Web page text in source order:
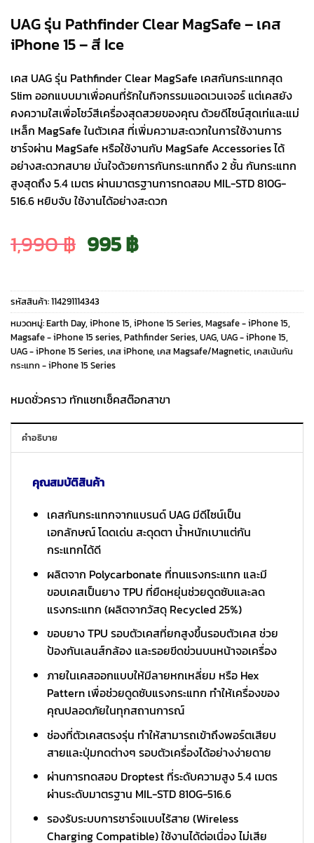
UAG รุ่น Pathfinder Clear MagSafe – เคส
iPhone 15 – สี Ice
เคส UAG รุ่น Pathfinder Clear MagSafe เคสกันกระแทกสุด
Slim ออกแบบมาเพื่อคนที่รักในกิจกรรมแอดเวนเจอร์ แต่เคสยัง
คงความใสเพื่อโชว์สีเครื่องสุดสวยของคุณ ด้วยดีไซน์สุดเท่และแม่
เหล็ก MagSafe ในตัวเคส ที่เพิ่มความสะดวกในการใช้งานการ
ชาร์จผ่าน MagSafe หรือใช้งานกับ MagSafe Accessories ได้
อย่างสะดวกสบาย มั่นใจด้วยการกันกระแทกถึง 2 ชั้น กันกระแทก
สูงสุดถึง 5.4 เมตร ผ่านมาตรฐานการทดสอบ MIL-STD 810G-
516.6 หยิบจับ ใช้งานได้อย่างสะดวก
1,990฿ Original
price
was:
1,990 ฿.
995฿Current
price
is:
995 ฿.
รหัสสินค้า:114291114343
หมวดหมู่:Earth Day, iPhone 15, iPhone 15 Series, Magsafe - iPhone 15,
Magsafe - iPhone 15 series, Pathfinder Series, UAG, UAG - iPhone 15,
UAG - iPhone 15 Series, เคส iPhone, เคส Magsafe/Magnetic, เคสเน้นกัน
กระแทก - iPhone 15 Series
หมดชั่วคราว ทักแชทเช็คสต๊อกสาขา
คำอธิบาย
คุณสมบัติสินค้า
เคสกันกระแทกจากแบรนด์ UAG มีดีไซน์เป็น
เอกลักษณ์ โดดเด่น สะดุดตา น้ำหนักเบาแต่กัน
กระแทกได้ดี
ผลิตจาก Polycarbonate ที่ทนแรงกระแทก และมี
ขอบเคสเป็นยาง TPU ที่ยืดหยุ่นช่วยดูดซับและลด
แรงกระแทก (ผลิตจากวัสดุ Recycled 25%)
ขอบยาง TPU รอบตัวเคสที่ยกสูงขึ้นรอบตัวเคส ช่วย
ป้องกันเลนส์กล้อง และรอยขีดข่วนบนหน้าจอเครื่อง
ภายในเคสออกแบบให้มีลายหกเหลี่ยม หรือ Hex
Pattern เพื่อช่วยดูดซับแรงกระแทก ทำให้เครื่องของ
คุณปลอดภัยในทุกสถานการณ์
ช่องที่ตัวเคสตรงรุ่น ทำให้สามารถเข้าถึงพอร์ตเสียบ
สายและปุ่มกดต่างๆ รอบตัวเครื่องได้อย่างง่ายดาย
ผ่านการทดสอบ Droptest ที่ระดับความสูง 5.4 เมตร
ผ่านระดับมาตรฐาน MIL-STD 810G-516.6
รองรับระบบการชาร์จแบบไร้สาย (Wireless
Charging Compatible) ใช้งานได้ต่อเนื่อง ไม่เสีย